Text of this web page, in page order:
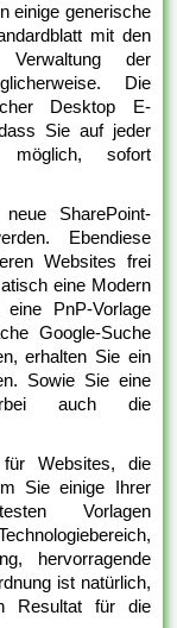
einige generische
mit den
der
Die
Desktop E-
Sie auf jeder
möglich, sofort
SharePoint-
Ebendiese
Websites frei
eine Modern
PnP-Vorlage
Google-Suche
erhalten Sie ein
Sowie Sie eine
auch die
Websites, die
Sie einige Ihrer
Vorlagen
hervorragende
ist natürlich,
Resultat für die